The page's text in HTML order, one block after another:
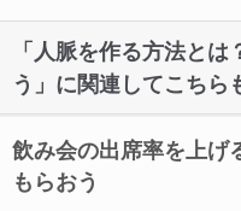
「人脈を作る方法と
う」に関連してこちら
飲み会の出席率を上げ
もらおう